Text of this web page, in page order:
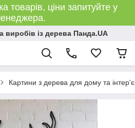
товарів, ціни запитуйте у
виробів із дерева Панда.UA
Картини з дерева для дому та